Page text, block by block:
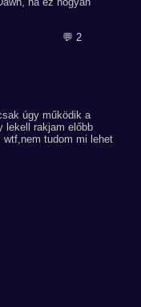
💬 2
úgy működik a
lekell rakjam előbb
tudom mi lehet